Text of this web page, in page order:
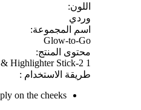
اللون:
وردي
اسم المجموعة:
Glow-to-Go
محتوى المنتج:
1 2-in-1 Blusher & Highlighter Stick
طريقة الاستخدام :
on the cheeks.